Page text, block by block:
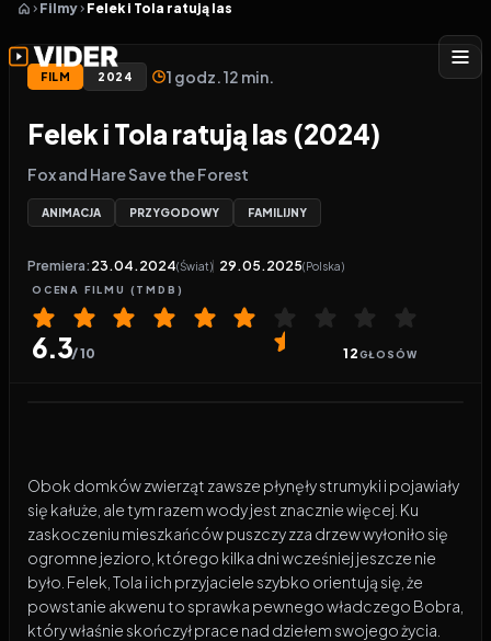
Filmy Felek i Tola ratują las
FILM 2024 1 godz. 12 min.
Felek i Tola ratują las (2024)
Fox and Hare Save the Forest
ANIMACJA PRZYGODOWY FAMILIJNY
Premiera: 23.04.2024(Świat) 29.05.2025(Polska)
OCENA FILMU (TMDB)
6.3/ 10 12GŁOSÓW
Obok domków zwierząt zawsze płynęły strumyki i pojawiały
się kałuże, ale tym razem wody jest znacznie więcej. Ku
zaskoczeniu mieszkańców puszczy zza drzew wyłoniło się
ogromne jezioro, którego kilka dni wcześniej jeszcze nie
było. Felek, Tola i ich przyjaciele szybko orientują się, że
powstanie akwenu to sprawka pewnego władczego Bobra,
który właśnie skończył prace nad dziełem swojego życia.